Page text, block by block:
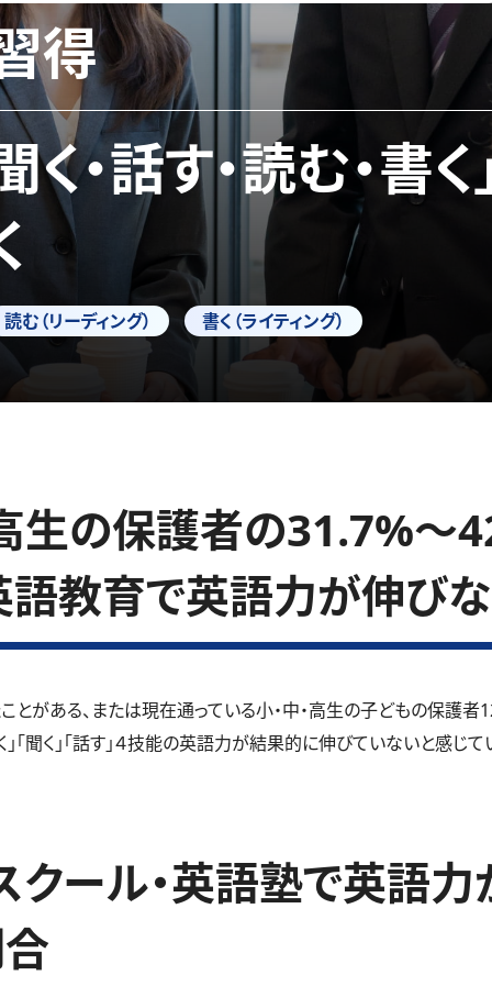
得
く・話す・読む・書く
読む（リーディング） 書く（ライティング）
生の保護者の31.7%～
教育で英語力が伸び
がある、または現在通っている小・中・高生の子どもの保護
」「聞く」「話す」４技能の英語力が結果的に伸びていないと感
クール・英語塾で英語